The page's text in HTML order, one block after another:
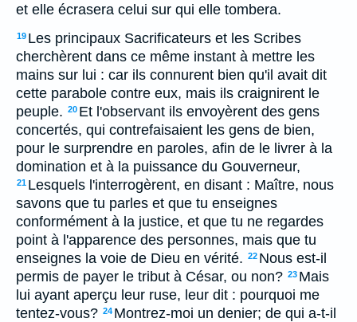
et elle écrasera celui sur qui elle tombera.
19 Les principaux Sacrificateurs et les Scribes
cherchèrent dans ce même instant à mettre les
mains sur lui : car ils connurent bien qu'il avait dit
cette parabole contre eux, mais ils craignirent le
peuple. 20 Et l'observant ils envoyèrent des gens
concertés, qui contrefaisaient les gens de bien,
pour le surprendre en paroles, afin de le livrer à la
domination et à la puissance du Gouverneur,
21 Lesquels l'interrogèrent, en disant : Maître, nous
savons que tu parles et que tu enseignes
conformément à la justice, et que tu ne regardes
point à l'apparence des personnes, mais que tu
enseignes la voie de Dieu en vérité. 22 Nous est-il
permis de payer le tribut à César, ou non? 23 Mais
lui ayant aperçu leur ruse, leur dit : pourquoi me
tentez-vous? 24 Montrez-moi un denier; de qui a-t-il